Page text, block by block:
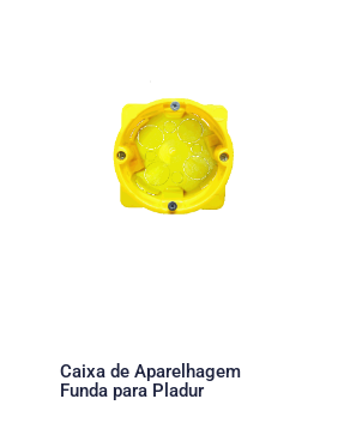
Caixa de Aparelhagem
Funda para Pladur